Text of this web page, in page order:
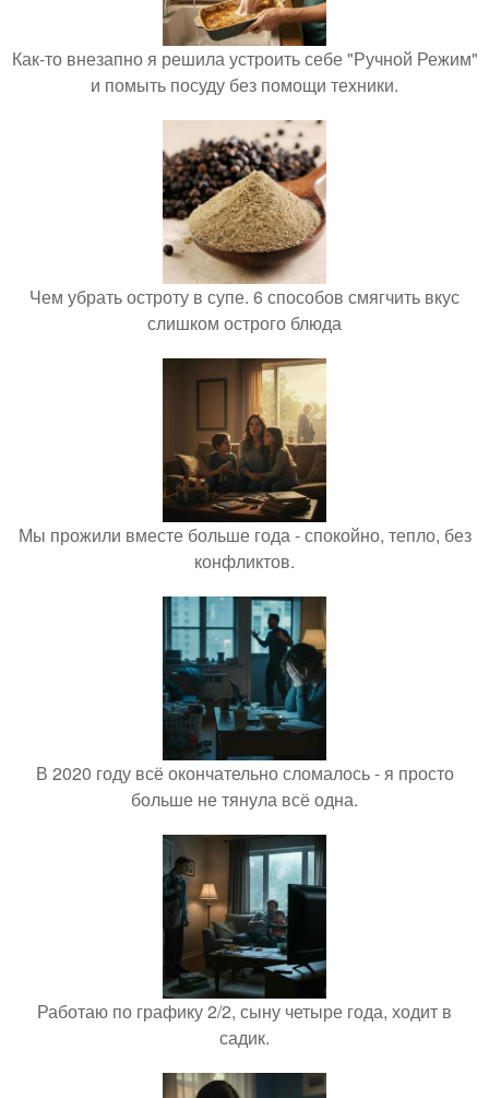
Как-то внезапно я решила устроить себе "Ручной Режим"
и помыть посуду без помощи техники.
Чем убрать остроту в супе. 6 способов смягчить вкус
слишком острого блюда
Мы прожили вместе больше года - спокойно, тепло, без
конфликтов.
В 2020 году всё окончательно сломалось - я просто
больше не тянула всё одна.
Работаю по графику 2/2, сыну четыре года, ходит в
садик.